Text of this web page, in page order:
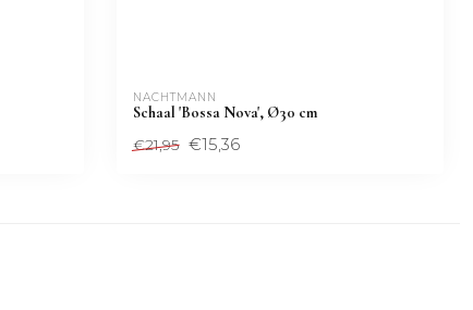
NACHTMANN
Schaal 'Bossa Nova', Ø30 cm
€21,95 €15,36